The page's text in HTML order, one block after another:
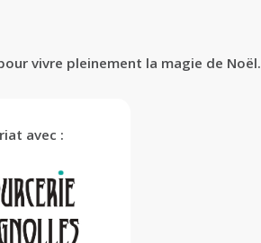
vivre pleinement la magie de Noël.
avec :